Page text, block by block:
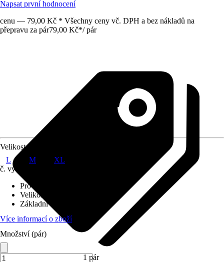
Napsat první hodnocení
cenu — 79,00 Kč * Všechny ceny vč. DPH a bez nákladů na
přepravu za pár79,00 Kč*/ pár
Velikost
L
M
XL
č. výrobku
Provedení
Velikost
Základní barva
Více informací o zboží
Množství (pár)
1 pár